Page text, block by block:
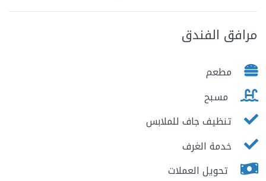
مرافق الفندق
مطعم
مسبح
تنظيف جاف للملابس
خدمة الغرف
تحويل العملات